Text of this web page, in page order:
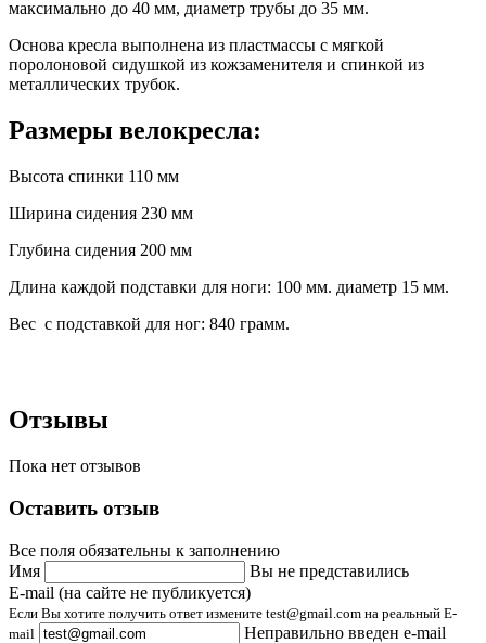
максимально до 40 мм, диаметр трубы до 35 мм.
Основа кресла выполнена из пластмассы с мягкой
поролоновой сидушкой из кожзаменителя и спинкой из
металлических трубок.
Размеры велокресла:
Высота спинки 110 мм
Ширина сидения 230 мм
Глубина сидения 200 мм
Длина каждой подставки для ноги: 100 мм. диаметр 15 мм.
Вес с подставкой для ног: 840 грамм.
Отзывы
Пока нет отзывов
Оставить отзыв
Все поля обязательны к заполнению
Имя
Вы не представились
E-mail (на сайте не публикуется)
Если Вы хотите получить ответ измените test@gmail.com на реальный E-
mail
Неправильно введен e-mail